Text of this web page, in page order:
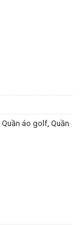
Quần áo golf, Quần